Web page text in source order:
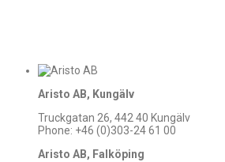
Aristo AB, Kungälv
Truckgatan 26, 442 40 Kungälv
Phone: +46 (0)303-24 61 00
Aristo AB, Falköping